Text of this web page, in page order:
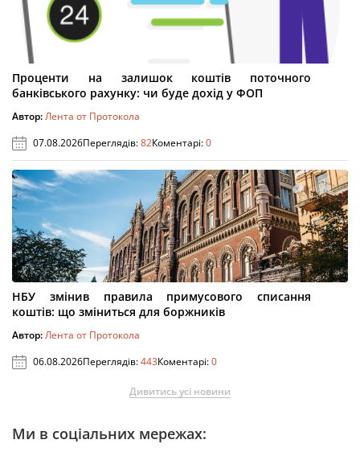
Проценти на залишок коштів поточного
банківського рахунку: чи буде дохід у ФОП
Автор:Лента от Протокола
07.08.2026Переглядів:82Коментарі:0
НБУ змінив правила примусового списання
коштів: що зміниться для боржників
Автор:Лента от Протокола
06.08.2026Переглядів:443Коментарі:0
Дивитись усі новини
Ми в соціальних мережах: